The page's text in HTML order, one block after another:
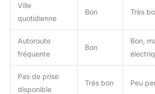
Ville
quotidienne
Bon Très
Autoroute
fréquente
Bon
Bon,
Pas de prise
disponible
Très bon Peu